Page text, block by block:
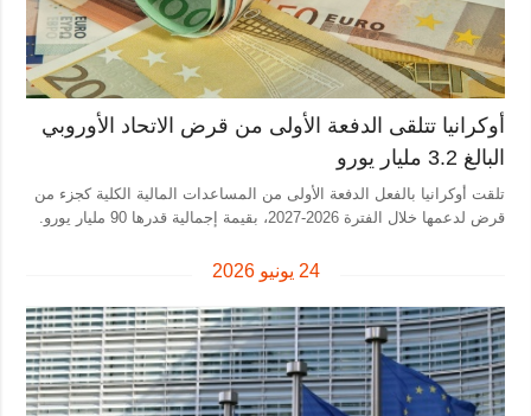
الدفاع
رياضة
المزيد
التقارير
مقابلات
الصور
خدمات
الاشتراك
بنك الصور
أوكرانيا تتلقى الدفعة الأولى من قرض الاتحاد الأوروبي
البالغ 3.2 مليار يورو
تلقت أوكرانيا بالفعل الدفعة الأولى من المساعدات المالية الكلية كجزء من
قرض لدعمها خلال الفترة 2026-2027، بقيمة إجمالية قدرها 90 مليار يورو.
24 يونيو 2026